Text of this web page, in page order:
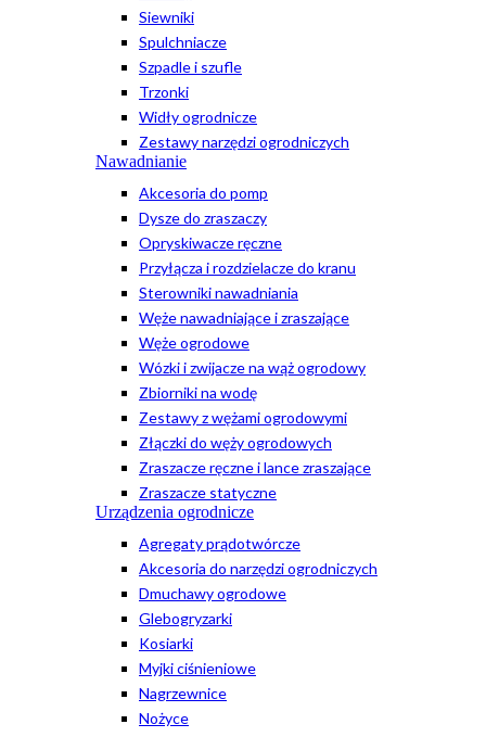
Siewniki
Spulchniacze
Szpadle i szufle
Trzonki
Widły ogrodnicze
Zestawy narzędzi ogrodniczych
Nawadnianie
Akcesoria do pomp
Dysze do zraszaczy
Opryskiwacze ręczne
Przyłącza i rozdzielacze do kranu
Sterowniki nawadniania
Węże nawadniające i zraszające
Węże ogrodowe
Wózki i zwijacze na wąż ogrodowy
Zbiorniki na wodę
Zestawy z wężami ogrodowymi
Złączki do węży ogrodowych
Zraszacze ręczne i lance zraszające
Zraszacze statyczne
Urządzenia ogrodnicze
Agregaty prądotwórcze
Akcesoria do narzędzi ogrodniczych
Dmuchawy ogrodowe
Glebogryzarki
Kosiarki
Myjki ciśnieniowe
Nagrzewnice
Nożyce